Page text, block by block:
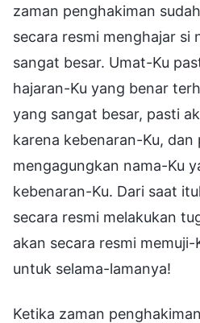
zaman penghakiman
secara resmi menghajar si
sangat besar. Umat-Ku
hajaran-Ku yang benar
yang sangat besar, pasti
karena kebenaran-Ku, dan
mengagungkan nama-Ku
kebenaran-Ku. Dari saat
secara resmi melakukan
akan secara resmi
untuk selama-lamanya!
Ketika zaman